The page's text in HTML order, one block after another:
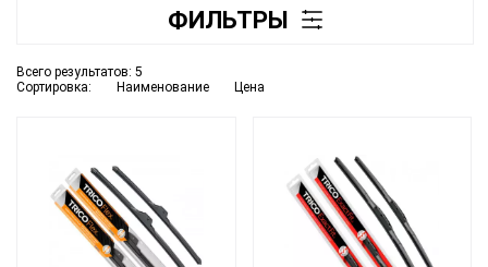
ФИЛЬТРЫ
Сортировка: Наименование Цена
Всего результатов: 5